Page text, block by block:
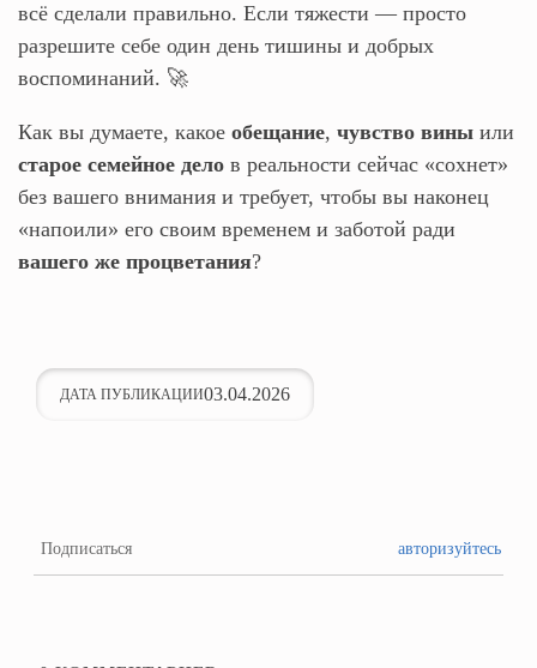
всё сделали правильно. Если тяжести — просто
разрешите себе один день тишины и добрых
воспоминаний. 🚀
Как вы думаете, какое обещание, чувство вины или
старое семейное дело в реальности сейчас «сохнет»
без вашего внимания и требует, чтобы вы наконец
«напоили» его своим временем и заботой ради
вашего же процветания?
ДАТА ПУБЛИКАЦИИ03.04.2026
Подписаться авторизуйтесь